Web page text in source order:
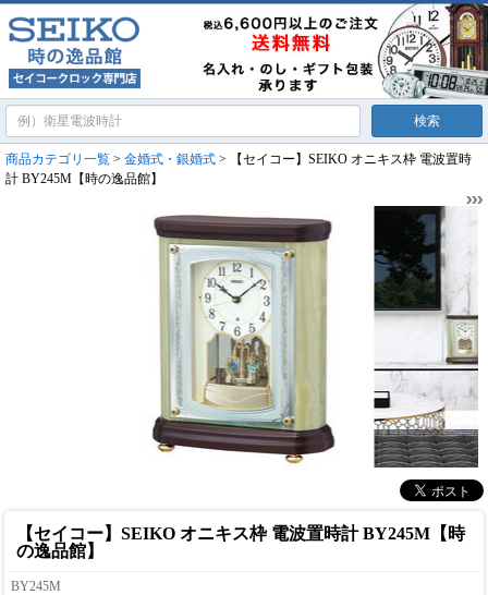
商品カテゴリ一覧 > 金婚式・銀婚式 > 【セイコー】SEIKO オニキス枠 電波置時
計 BY245M【時の逸品館】
【セイコー】SEIKO オニキス枠 電波置時計 BY245M【時
の逸品館】
BY245M